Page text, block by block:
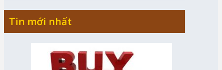
Tin mới nhất